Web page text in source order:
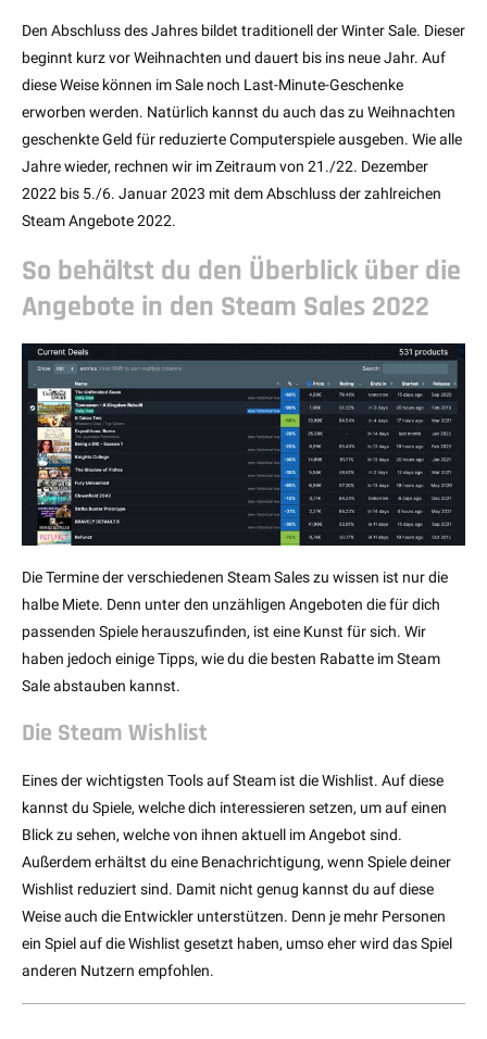
Den Abschluss des Jahres bildet traditionell der Winter Sale. Dieser
beginnt kurz vor Weihnachten und dauert bis ins neue Jahr. Auf
diese Weise können im Sale noch Last-Minute-Geschenke
erworben werden. Natürlich kannst du auch das zu Weihnachten
geschenkte Geld für reduzierte Computerspiele ausgeben. Wie alle
Jahre wieder, rechnen wir im Zeitraum von 21./22. Dezember
2022 bis 5./6. Januar 2023 mit dem Abschluss der zahlreichen
Steam Angebote 2022.
So behältst du den Überblick über die
Angebote in den Steam Sales 2022
Die Termine der verschiedenen Steam Sales zu wissen ist nur die
halbe Miete. Denn unter den unzähligen Angeboten die für dich
passenden Spiele herauszufinden, ist eine Kunst für sich. Wir
haben jedoch einige Tipps, wie du die besten Rabatte im Steam
Sale abstauben kannst.
Die Steam Wishlist
Eines der wichtigsten Tools auf Steam ist die Wishlist. Auf diese
kannst du Spiele, welche dich interessieren setzen, um auf einen
Blick zu sehen, welche von ihnen aktuell im Angebot sind.
Außerdem erhältst du eine Benachrichtigung, wenn Spiele deiner
Wishlist reduziert sind. Damit nicht genug kannst du auf diese
Weise auch die Entwickler unterstützen. Denn je mehr Personen
ein Spiel auf die Wishlist gesetzt haben, umso eher wird das Spiel
anderen Nutzern empfohlen.